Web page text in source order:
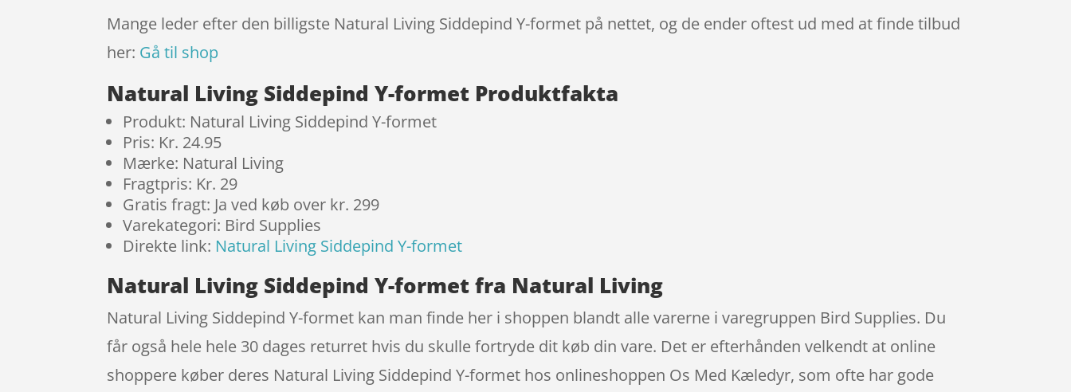
Mange leder efter den billigste Natural Living Siddepind Y-formet på nettet, og de ender oftest ud med at finde tilbud
her: Gå til shop
Natural Living Siddepind Y-formet Produktfakta
Produkt: Natural Living Siddepind Y-formet
Pris: Kr. 24.95
Mærke: Natural Living
Fragtpris: Kr. 29
Gratis fragt: Ja ved køb over kr. 299
Varekategori: Bird Supplies
Direkte link: Natural Living Siddepind Y-formet
Natural Living Siddepind Y-formet fra Natural Living
Natural Living Siddepind Y-formet kan man finde her i shoppen blandt alle varerne i varegruppen Bird Supplies. Du
får også hele hele 30 dages returret hvis du skulle fortryde dit køb din vare. Det er efterhånden velkendt at online
shoppere køber deres Natural Living Siddepind Y-formet hos onlineshoppen Os Med Kæledyr, som ofte har gode